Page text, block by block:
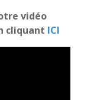
vidéo
cliquant ICI